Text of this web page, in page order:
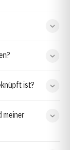
ist?
meiner